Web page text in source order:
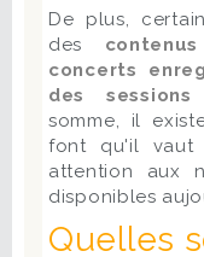
De plus,
des
concerts
des
somme, il
font qu'il vaut
attention aux
disponibles
Quelles